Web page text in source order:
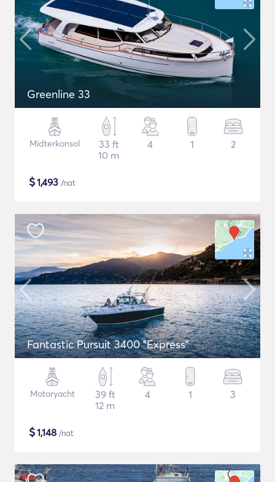
Greenline 33
Midterkonsol
33 ft
10 m
4 1 2
$1,493 /nat
Fantastic Pursuit 3400 "Express"
Motoryacht
39 ft
12 m
4 1 3
$1,148 /nat